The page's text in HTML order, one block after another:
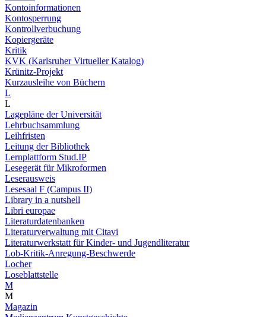
Kontoinformationen
Kontosperrung
Kontrollverbuchung
Kopiergeräte
Kritik
KVK (Karlsruher Virtueller Katalog)
Krünitz-Projekt
Kurzausleihe von Büchern
L
L
Lagepläne der Universität
Lehrbuchsammlung
Leihfristen
Leitung der Bibliothek
Lernplattform Stud.IP
Lesegerät für Mikroformen
Leserausweis
Lesesaal F (Campus II)
Library in a nutshell
Libri europae
Literaturdatenbanken
Literaturverwaltung mit Citavi
Literaturwerkstatt für Kinder- und Jugendliteratur
Lob-Kritik-Anregung-Beschwerde
Locher
Loseblattstelle
M
M
Magazin